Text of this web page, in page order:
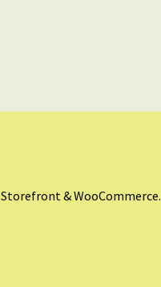
& WooCommerce.